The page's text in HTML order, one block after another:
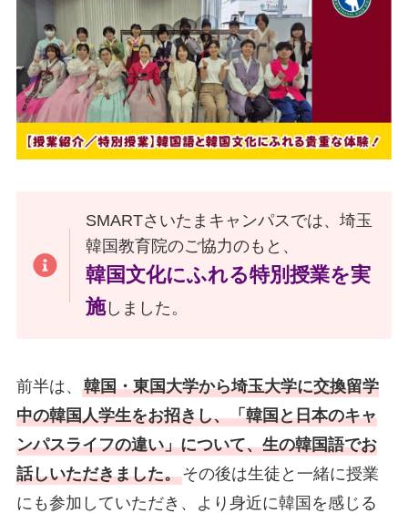
SMARTさいたまキャンパスでは、埼玉
韓国教育院のご協力のもと、
韓国文化にふれる特別授業を実
施しました。
前半は、 韓国・東国大学から埼玉大学に交換留学
中の韓国人学生をお招きし、「韓国と日本のキャ
ンパスライフの違い」について、生の韓国語でお
話しいただきました。その後は生徒と一緒に授業
にも参加していただき、より身近に韓国を感じる